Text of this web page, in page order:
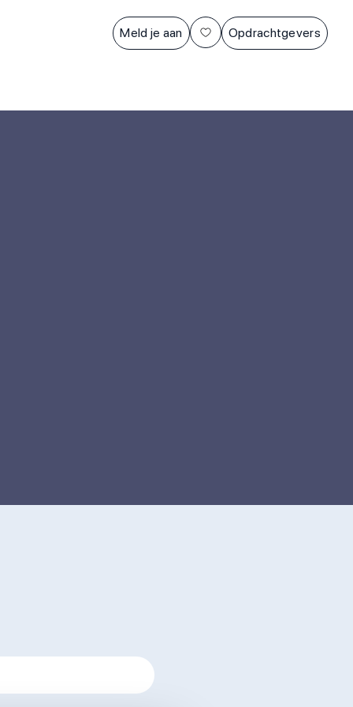
Meld je aan Opdrachtgevers